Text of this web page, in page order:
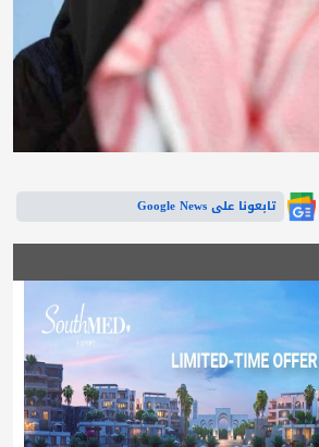
تابعونا على Google News